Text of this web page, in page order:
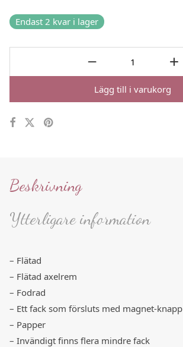
Endast 2 kvar i lager
Lägg till i varukorg
Beskrivning
Ytterligare information
– Flätad
– Flätad axelrem
– Fodrad
– Ett fack som försluts med magnet-knapp
– Papper
– Invändigt finns flera mindre fack